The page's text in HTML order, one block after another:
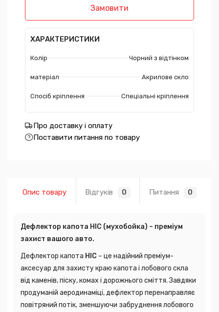
Замовити
ХАРАКТЕРИСТИКИ
Колір Чорний з відтінком
матеріал Акрилове скло
Спосіб кріплення Спеціальні кріплення
Про доставку і оплату
Поставити питання по товару
Опис товару Відгуків 0 Питання 0
Дефлектор капота HIC (мухобойка) – преміум
захист вашого авто.
Дефлектор капота HIC – це надійний преміум-
аксесуар для захисту краю капота і лобового скла
від каменів, піску, комах і дорожнього сміття. Завдяки
продуманій аеродинаміці, дефлектор перенаправляє
повітряний потік, зменшуючи забруднення лобового